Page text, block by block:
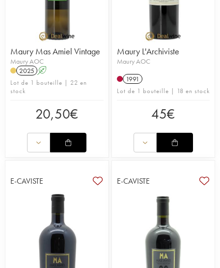
Maury Mas Amiel Vintage
Maury AOC
2025 A
Lot de 1 bouteille | 22 en
stock
20,50€
Maury L'Archiviste
Maury AOC
1991
Lot de 1 bouteille | 18 en stock
45€
E-CAVISTE E-CAVISTE